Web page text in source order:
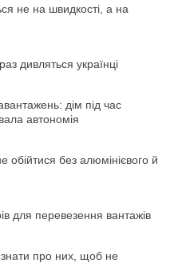
не на швидкості, а на
дивляться українці
дім під час
автономія
обійтися без алюмінієвого й
для перевезення вантажів
знати про них, щоб не